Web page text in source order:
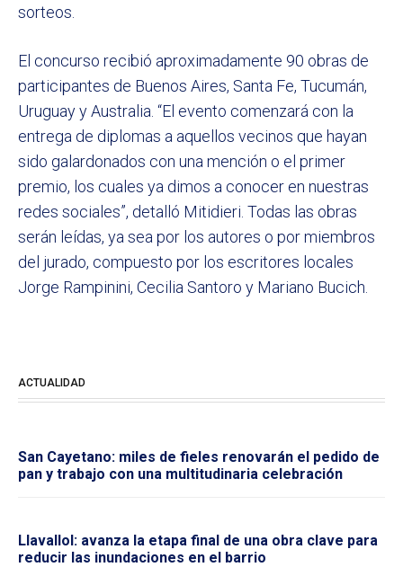
sorteos.
El concurso recibió aproximadamente 90 obras de
participantes de Buenos Aires, Santa Fe, Tucumán,
Uruguay y Australia. “El evento comenzará con la
entrega de diplomas a aquellos vecinos que hayan
sido galardonados con una mención o el primer
premio, los cuales ya dimos a conocer en nuestras
redes sociales”, detalló Mitidieri. Todas las obras
serán leídas, ya sea por los autores o por miembros
del jurado, compuesto por los escritores locales
Jorge Rampinini, Cecilia Santoro y Mariano Bucich.
ACTUALIDAD
San Cayetano: miles de fieles renovarán el pedido de
pan y trabajo con una multitudinaria celebración
Llavallol: avanza la etapa final de una obra clave para
reducir las inundaciones en el barrio